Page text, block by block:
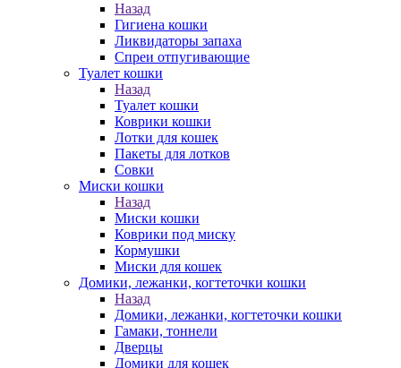
Назад
Гигиена кошки
Ликвидаторы запаха
Спреи отпугивающие
Туалет кошки
Назад
Туалет кошки
Коврики кошки
Лотки для кошек
Пакеты для лотков
Совки
Миски кошки
Назад
Миски кошки
Коврики под миску
Кормушки
Миски для кошек
Домики, лежанки, когтеточки кошки
Назад
Домики, лежанки, когтеточки кошки
Гамаки, тоннели
Дверцы
Домики для кошек